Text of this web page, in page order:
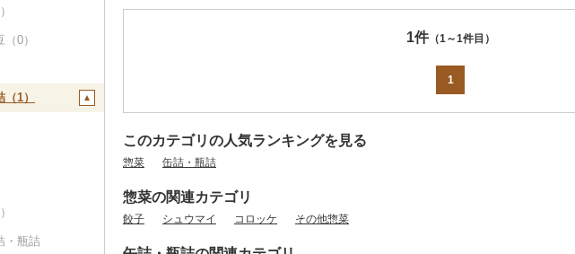
0）
1）
・瓶詰
1件（1～1件目）
1
このカテゴリの人気ランキングを見る
惣菜 缶詰・瓶詰
惣菜の関連カテゴリ
餃子 シュウマイ コロッケ その他惣菜